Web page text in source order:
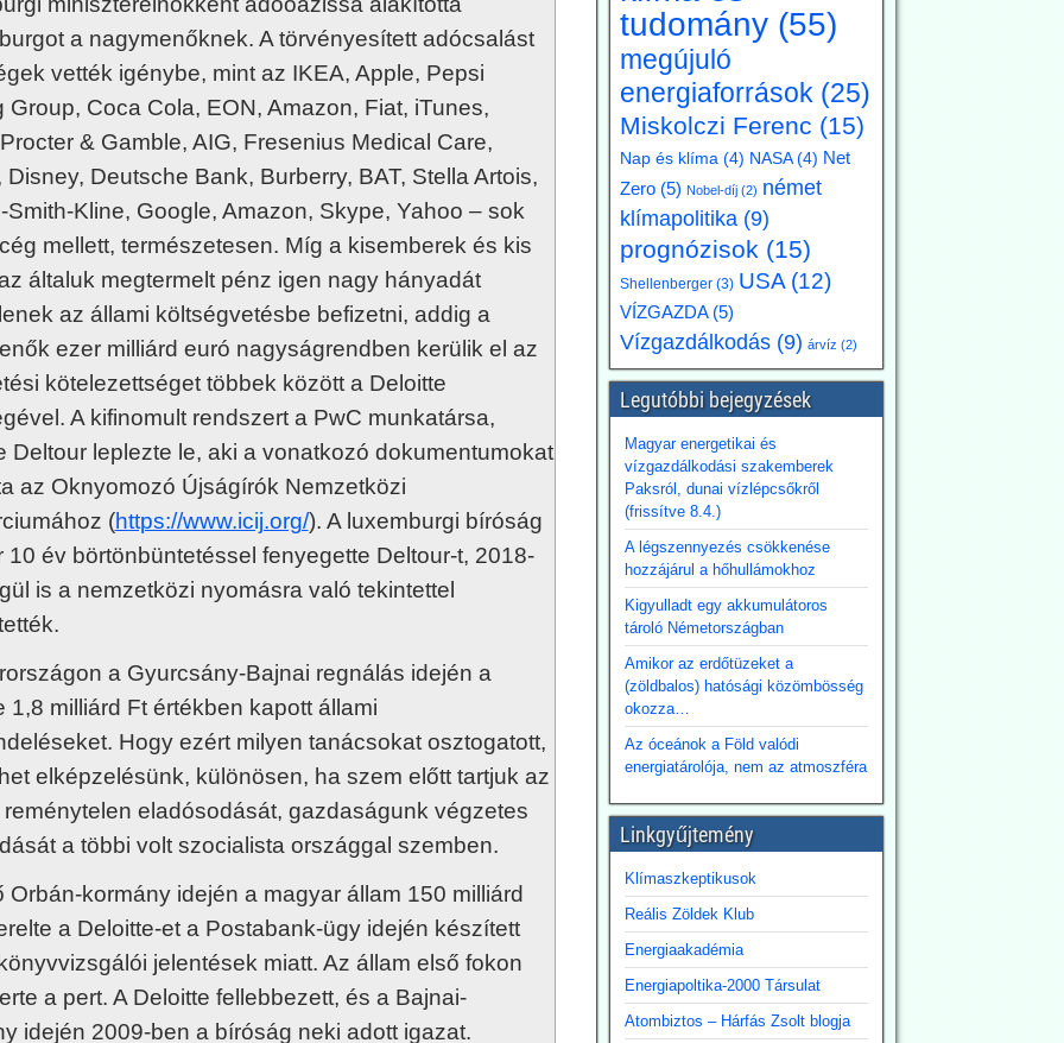
a nagymenőknek. A törvényesített adócsalást
vették igénybe, mint az IKEA, Apple, Pepsi
Group, Coca Cola, EON, Amazon, Fiat, iTunes,
& Gamble, AIG, Fresenius Medical Care,
Disney, Deutsche Bank, Burberry, BAT, Stella Artois,
Smith-Kline, Google, Amazon, Skype, Yahoo – sok
mellett, természetesen. Míg a kisemberek és kis
általuk megtermelt pénz igen nagy hányadát
az állami költségvetésbe befizetni, addig a
ezer milliárd euró nagyságrendben kerülik el az
kötelezettséget többek között a Deloitte
A kifinomult rendszert a PwC munkatársa,
Deltour leplezte le, aki a vonatkozó dokumentumokat
az Oknyomozó Újságírók Nemzetközi
(https://www.icij.org/). A luxemburgi bíróság
10 év börtönbüntetéssel fenyegette Deltour-t, 2018-
is a nemzetközi nyomásra való tekintettel
a Gyurcsány-Bajnai regnálás idején a
1,8 milliárd Ft értékben kapott állami
Hogy ezért milyen tanácsokat osztogatott,
elképzelésünk, különösen, ha szem előtt tartjuk az
eladósodását, gazdaságunk végzetes
a többi volt szocialista országgal szemben.
Orbán-kormány idején a magyar állam 150 milliárd
a Deloitte-et a Postabank-ügy idején készített
jelentések miatt. Az állam első fokon
a pert. A Deloitte fellebbezett, és a Bajnai-
idején 2009-ben a bíróság neki adott igazat.
tudomány(55)
megújuló
energiaforrások (25)
Miskolczi Ferenc (15)
Nap és klíma(4) NASA(4) Net
Zero(5) Nobel-díj(2) német
klímapolitika(9)
prognózisok (15)
Shellenberger(3) USA(12)
VÍZGAZDA(5)
Vízgazdálkodás(9) árvíz (2)
Legutóbbi bejegyzések
Magyar energetikai és
vízgazdálkodási szakemberek
Paksról, dunai vízlépcsőkről
(frissítve 8.4.)
A légszennyezés csökkenése
hozzájárul a hőhullámokhoz
Kigyulladt egy akkumulátoros
tároló Németországban
Amikor az erdőtüzeket a
(zöldbalos) hatósági közömbösség
okozza…
Az óceánok a Föld valódi
energiatárolója, nem az atmoszféra
Linkgyűjtemény
Klímaszkeptikusok
Reális Zöldek Klub
Energiaakadémia
Energiapoltika-2000 Társulat
Atombiztos – Hárfás Zsolt blogja